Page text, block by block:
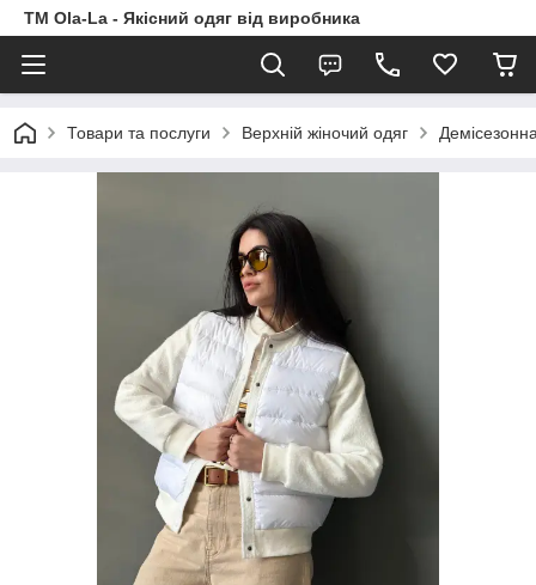
TM Ola-La - Якісний одяг від виробника
Товари та послуги Верхній жіночий одяг